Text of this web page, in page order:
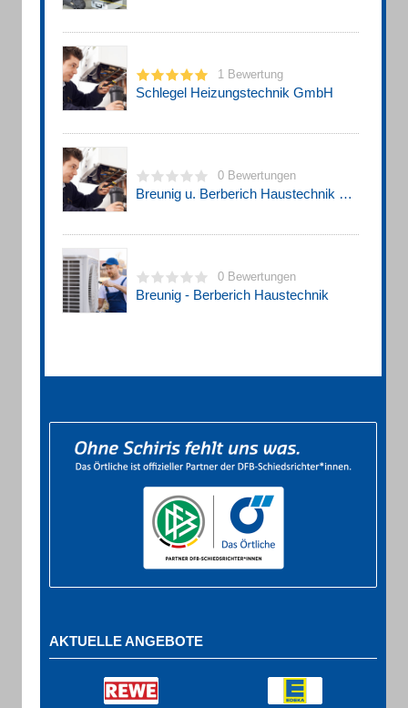
1 Bewertung
Schlegel Heizungstechnik GmbH
0 Bewertungen
Breunig u. Berberich Haustechnik Heizung- und Sanitärkundendienst
0 Bewertungen
Breunig - Berberich Haustechnik
AKTUELLE ANGEBOTE